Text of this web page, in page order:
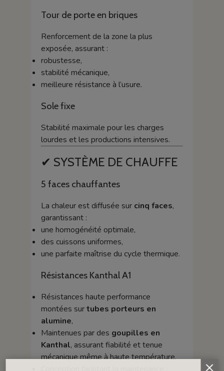
Tour de porte en briques
Renforcement de la zone la plus
exposée, assurant :
robustesse,
stabilité mécanique,
meilleure résistance à l’usure.
Sole fixe
Stabilité maximale pour les charges
lourdes et les productions intensives.
✔ SYSTÈME DE CHAUFFE
5 faces chauffantes
La chaleur est diffusée sur cinq faces,
garantissant :
une homogénéité optimale,
des cuissons uniformes,
une parfaite maîtrise du cycle thermique.
Résistances Kanthal A1
Résistances haute performance
montées surtubes porteurs en
alumine,
Maintenues par des goupilles en
Kanthal, assurant fiabilité et tenue
mécanique même à haute température,